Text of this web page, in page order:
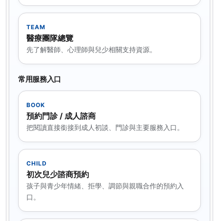
TEAM
醫療團隊總覽
先了解醫師、心理師與兒少相關支持資源。
常用服務入口
BOOK
預約門診 / 成人諮商
把閱讀直接銜接到成人初談、門診與主要服務入口。
CHILD
初次兒少諮商預約
孩子與青少年情緒、拒學、調節與親職合作的預約入
口。